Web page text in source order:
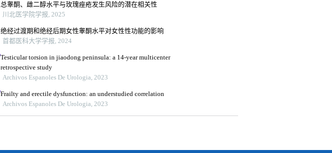
总睾酮、雌二醇水平与玫瑰痤疮发生风险的潜在相关性
川北医学院学报, 2025
绝经过渡期和绝经后期女性睾酮水平对女性性功能的影响
首都医科大学学报, 2024
Testicular torsion in jiaodong peninsula: a 14-year multicenter
retrospective study
Archivos Espanoles De Urologia, 2023
Frailty and erectile dysfunction: an understudied correlation
Archivos Espanoles De Urologia, 2023